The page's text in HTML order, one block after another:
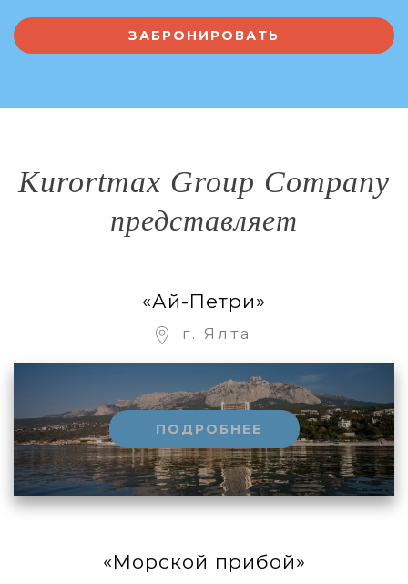
Kurortmax Group Company
представляет
«Ай-Петри»
г. Ялта
ПОДРОБНЕЕ
«Морской прибой»